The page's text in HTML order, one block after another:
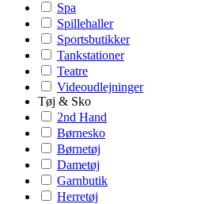
Spa
Spillehaller
Sportsbutikker
Tankstationer
Teatre
Videoudlejninger
Tøj & Sko
2nd Hand
Børnesko
Børnetøj
Dametøj
Garnbutik
Herretøj